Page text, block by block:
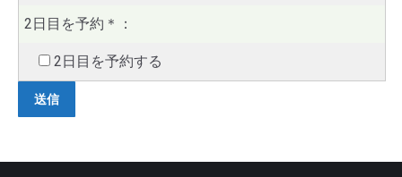
2日目を予約 ＊ ：
2日目を予約する